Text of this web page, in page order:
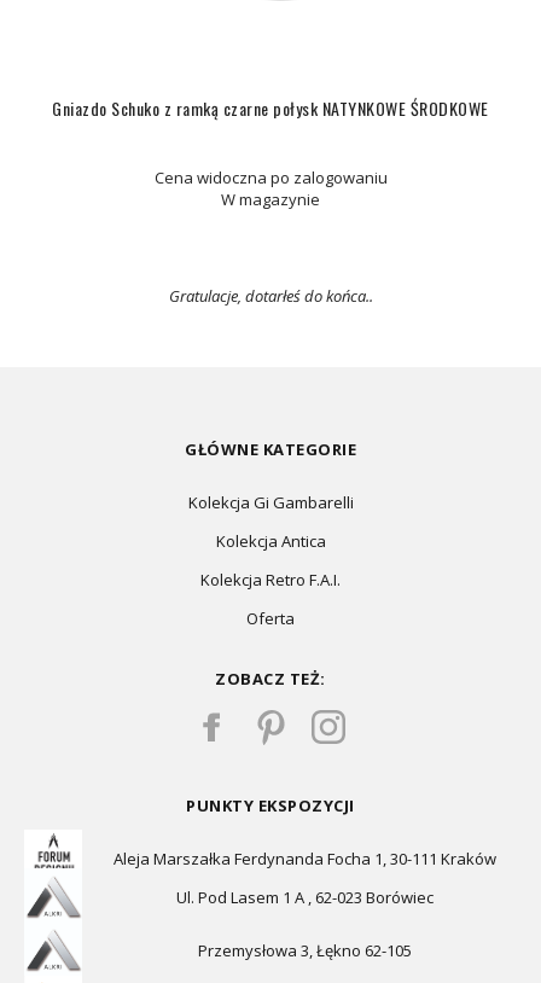
Gniazdo Schuko z ramką czarne połysk NATYNKOWE ŚRODKOWE
Cena widoczna po zalogowaniu
W magazynie
Gratulacje, dotarłeś do końca..
GŁÓWNE KATEGORIE
Kolekcja Gi Gambarelli
Kolekcja Antica
Kolekcja Retro F.A.I.
Oferta
ZOBACZ TEŻ:
PUNKTY EKSPOZYCJI
Aleja Marszałka Ferdynanda Focha 1, 30-111 Kraków
Ul. Pod Lasem 1 A , 62-023 Borówiec
Przemysłowa 3, Łękno 62-105